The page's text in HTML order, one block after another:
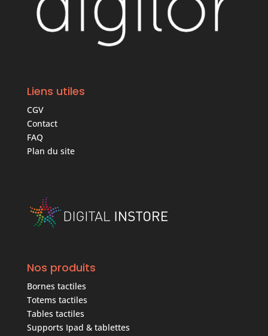
Liens utiles
CGV
Contact
FAQ
Plan du site
Nos produits
Bornes tactiles
Totems tactiles
Tables tactiles
Supports Ipad & tablettes